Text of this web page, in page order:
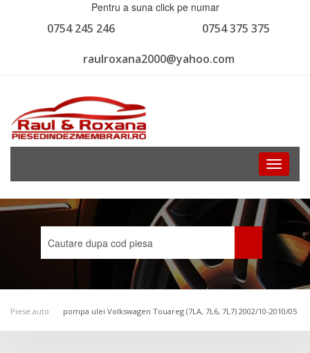
Pentru a suna click pe numar
0754 375 375
0754 245 246
raulroxana2000@yahoo.com
Toggle
Piese auto pompa ulei Volkswagen Touareg (7LA, 7L6, 7L7) 2002/10-2010/05